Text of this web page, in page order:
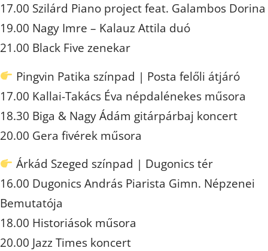
17.00 Szilárd Piano project feat. Galambos Dorina
19.00 Nagy Imre – Kalauz Attila duó
21.00 Black Five zenekar
Pingvin Patika színpad | Posta felőli átjáró
17.00 Kallai-Takács Éva népdalénekes műsora
18.30 Biga & Nagy Ádám gitárpárbaj koncert
20.00 Gera fivérek műsora
Árkád Szeged színpad | Dugonics tér
16.00 Dugonics András Piarista Gimn. Népzenei
Bemutatója
18.00 Historiások műsora
20.00 Jazz Times koncert